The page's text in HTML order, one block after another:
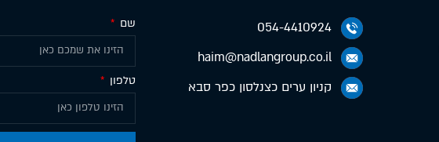
054-4410924
haim@nadlangroup.co.il
קניון ערים כצנלסון כפר סבא
שם
טלפון